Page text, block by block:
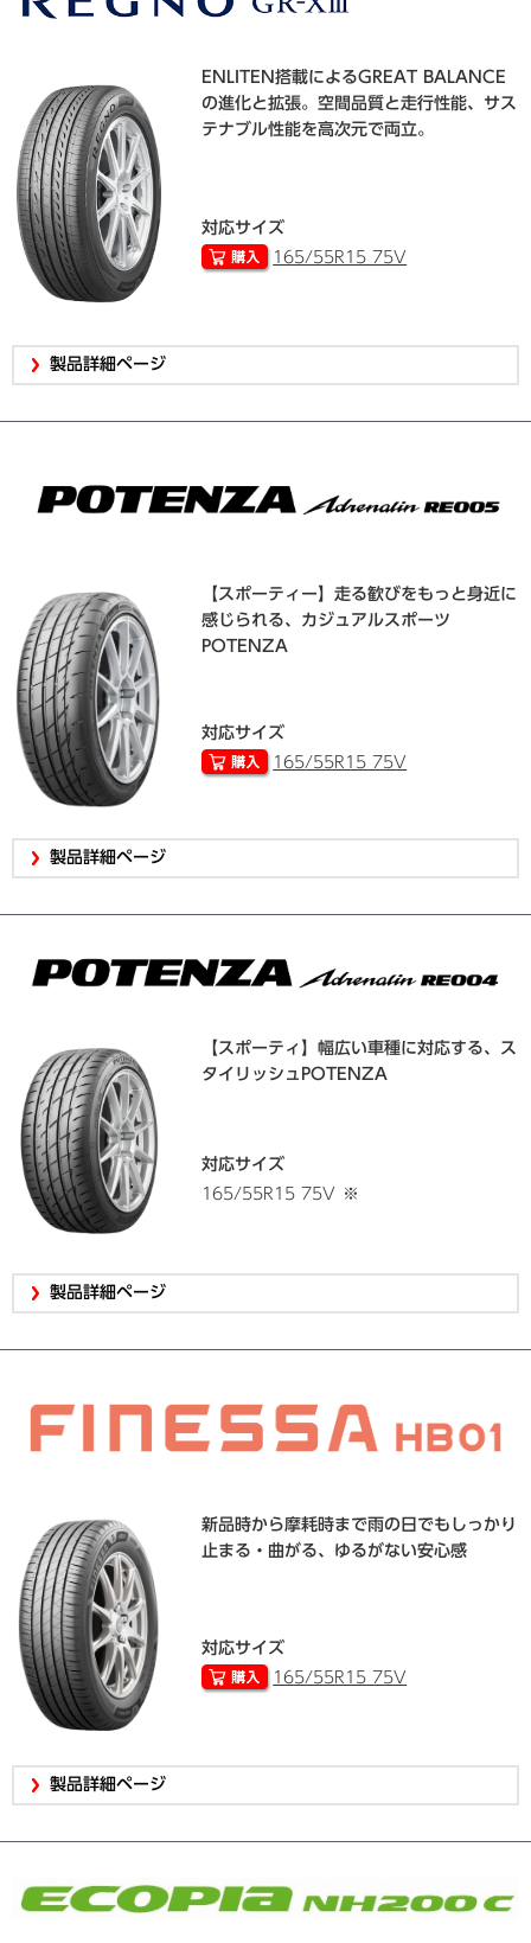
ENLITEN搭載によるGREAT BALANCE
の進化と拡張。空間品質と走行性能、サス
テナブル性能を高次元で両立。
対応サイズ
165/55R15 75V
製品詳細ページ
【スポーティー】走る歓びをもっと身近に
感じられる、カジュアルスポーツ
POTENZA
対応サイズ
165/55R15 75V
製品詳細ページ
【スポーティ】幅広い車種に対応する、ス
タイリッシュPOTENZA
対応サイズ
165/55R15 75V
※
製品詳細ページ
新品時から摩耗時まで雨の日でもしっかり
止まる・曲がる、ゆるがない安心感
対応サイズ
165/55R15 75V
製品詳細ページ